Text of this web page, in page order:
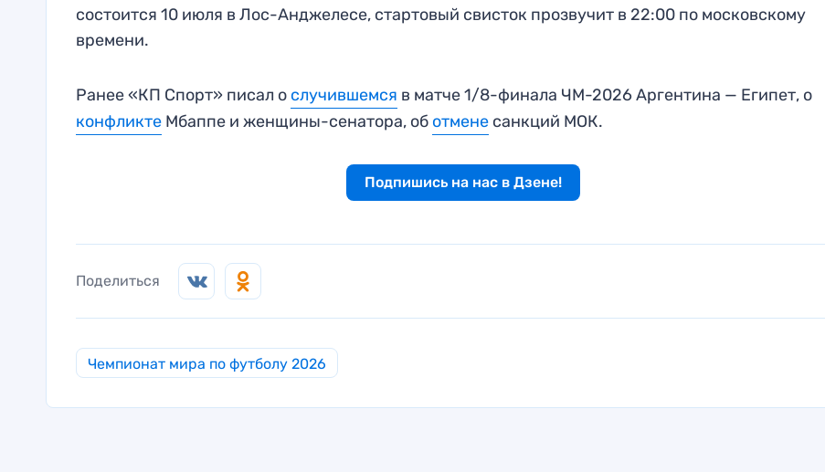
состоится 10 июля в Лос-Анджелесе, стартовый свисток прозвучит в 22:00 по московскому
времени.
Ранее «КП Спорт» писал о случившемся в матче 1/8-финала ЧМ-2026 Аргентина — Египет, о
конфликтеМбаппе и женщины-сенатора, об отменесанкций МОК.
Подпишись на нас в Дзене!
Поделиться
Чемпионат мира по футболу 2026